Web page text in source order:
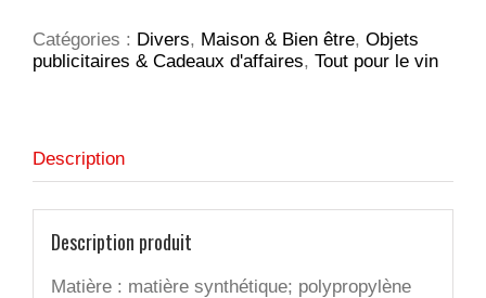
2,5
L
Catégories : Divers, Maison & Bien être, Objets
publicitaires & Cadeaux d'affaires, Tout pour le vin
Description
Description produit
Matière : matière synthétique; polypropylène